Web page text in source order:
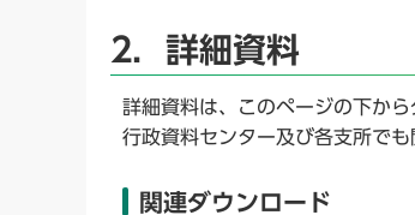
2．詳細資料
詳細資料は、このページの下か
行政資料センター及び各支所でも
関連ダウンロード